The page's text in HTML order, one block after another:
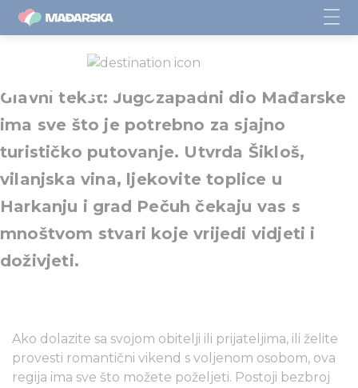
Okus povijesti
Glavni tekst: Jugozapadni dio Mađarske
ima sve što je potrebno za sjajno
turističko putovanje. Utvrda Šikloš,
vilanjska vina, ljekovite toplice u
Harkanju i grad Pečuh čekaju vas s
mnoštvom stvari koje vrijedi vidjeti i
doživjeti.
Ako dolazite sa svojom obitelji ili prijateljima, ili želite
provesti romantični vikend s voljenom osobom, ova
regija ima sve što možete poželjeti. Postoji bezbroj